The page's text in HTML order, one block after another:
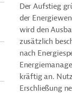
Der Aufstieg
der
wird den
zusätzlich
nach
kräftig an.
Erschließung